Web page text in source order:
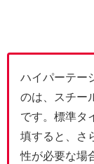
ハイパーテー
のは、スチー
です。標準タ
填すると、さ
性が必要な場